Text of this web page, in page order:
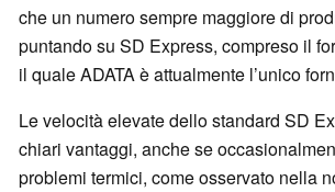
che un numero sempre maggiore di
puntando su SD Express, compreso il
il quale ADATA è attualmente l’unico
Le velocità elevate dello standard SD
chiari vantaggi, anche se
problemi termici, come osservato nella